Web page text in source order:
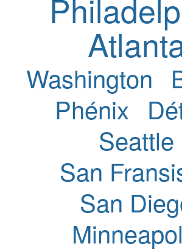
Washington
Phénix
Seattle
San
San